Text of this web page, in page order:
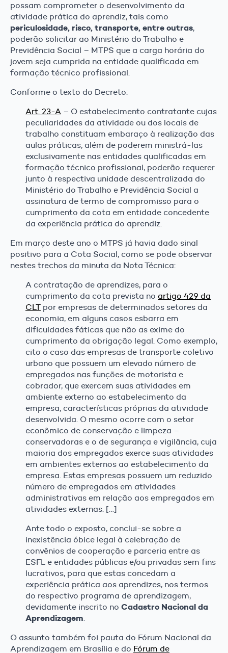
possam comprometer o desenvolvimento da
atividade prática do aprendiz, tais como
periculosidade, risco, transporte, entre outras,
poderão solicitar ao Ministério do Trabalho e
Previdência Social – MTPS que a carga horária do
jovem seja cumprida na entidade qualificada em
formação técnico profissional.
Conforme o texto do Decreto:
Art. 23-A – O estabelecimento contratante cujas
peculiaridades da atividade ou dos locais de
trabalho constituam embaraço à realização das
aulas práticas, além de poderem ministrá-las
exclusivamente nas entidades qualificadas em
formação técnico profissional, poderão requerer
junto à respectiva unidade descentralizada do
Ministério do Trabalho e Previdência Social a
assinatura de termo de compromisso para o
cumprimento da cota em entidade concedente
da experiência prática do aprendiz.
Em março deste ano o MTPS já havia dado sinal
positivo para a Cota Social, como se pode observar
nestes trechos da minuta da Nota Técnica:
A contratação de aprendizes, para o
cumprimento da cota prevista no artigo 429 da
CLT por empresas de determinados setores da
economia, em alguns casos esbarra em
dificuldades fáticas que não as exime do
cumprimento da obrigação legal. Como exemplo,
cito o caso das empresas de transporte coletivo
urbano que possuem um elevado número de
empregados nas funções de motorista e
cobrador, que exercem suas atividades em
ambiente externo ao estabelecimento da
empresa, características próprias da atividade
desenvolvida. O mesmo ocorre com o setor
econômico de conservação e limpeza –
conservadoras e o de segurança e vigilância, cuja
maioria dos empregados exerce suas atividades
em ambientes externos ao estabelecimento da
empresa. Estas empresas possuem um reduzido
número de empregados em atividades
administrativas em relação aos empregados em
atividades externas. […]
Ante todo o exposto, conclui-se sobre a
inexistência óbice legal à celebração de
convênios de cooperação e parceria entre as
ESFL e entidades públicas e/ou privadas sem fins
lucrativos, para que estas concedam a
experiência prática aos aprendizes, nos termos
do respectivo programa de aprendizagem,
devidamente inscrito no Cadastro Nacional da
Aprendizagem.
O assunto também foi pauta do Fórum Nacional da
Aprendizagem em Brasília e do Fórum de